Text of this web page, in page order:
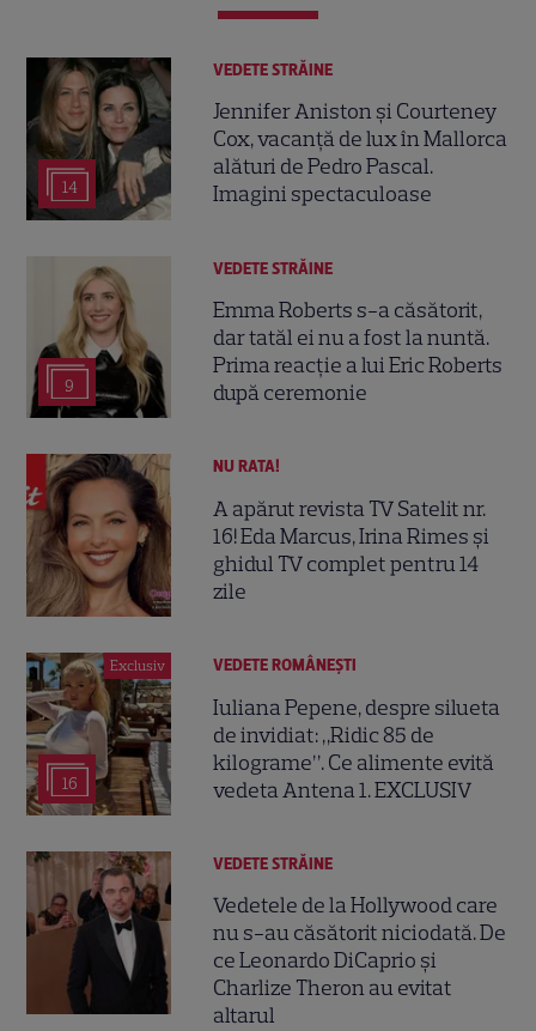
14
VEDETE STRĂINE
Jennifer Aniston și Courteney
Cox, vacanță de lux în Mallorca
alături de Pedro Pascal.
Imagini spectaculoase
9
VEDETE STRĂINE
Emma Roberts s-a căsătorit,
dar tatăl ei nu a fost la nuntă.
Prima reacție a lui Eric Roberts
după ceremonie
NU RATA!
A apărut revista TV Satelit nr.
16! Eda Marcus, Irina Rimes și
ghidul TV complet pentru 14
zile
Exclusiv
16
VEDETE ROMÂNEŞTI
Iuliana Pepene, despre silueta
de invidiat: „Ridic 85 de
kilograme”. Ce alimente evită
vedeta Antena 1. EXCLUSIV
VEDETE STRĂINE
Vedetele de la Hollywood care
nu s-au căsătorit niciodată. De
ce Leonardo DiCaprio și
Charlize Theron au evitat
altarul